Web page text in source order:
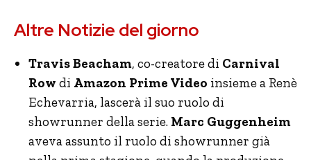
Altre Notizie del giorno
Travis Beacham, co-creatore di Carnival
Row di Amazon Prime Video insieme a Renè
Echevarria, lascerà il suo ruolo di
showrunner della serie. Marc Guggenheim
aveva assunto il ruolo di showrunner già